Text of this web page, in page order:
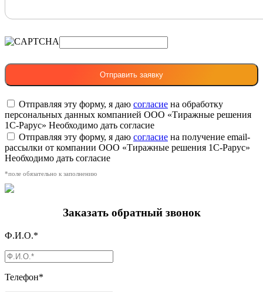
Отправляя эту форму, я даю согласие на обработку
персональных данных компанией ООО «Тиражные решения
1С-Рарус» Необходимо дать согласие
Отправляя эту форму, я даю согласие на получение email-
рассылки от компании ООО «Тиражные решения 1С-Рарус»
Необходимо дать согласие
*поле обязательно к заполнению
Заказать обратный звонок
Ф.И.О.*
Телефон*